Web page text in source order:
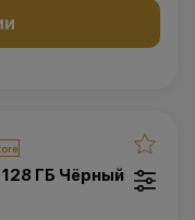
ГБ Чёрный